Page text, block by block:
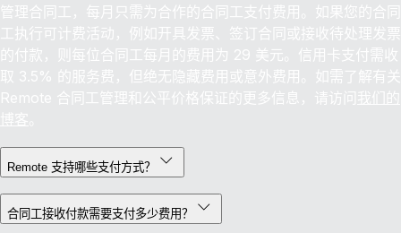
管理合同工，每月只需为合作的合同工支付费用。如果您的合同
工执行可计费活动，例如开具发票、签订合同或接收待处理发票
的付款，则每位合同工每月的费用为 29 美元。信用卡支付需收
取 3.5% 的服务费，但绝无隐藏费用或意外费用。如需了解有关
Remote 合同工管理和公平价格保证的更多信息，请访问 我们的
博客
Remote 支持哪些支付方式？
合同工接收付款需要支付多少费用？